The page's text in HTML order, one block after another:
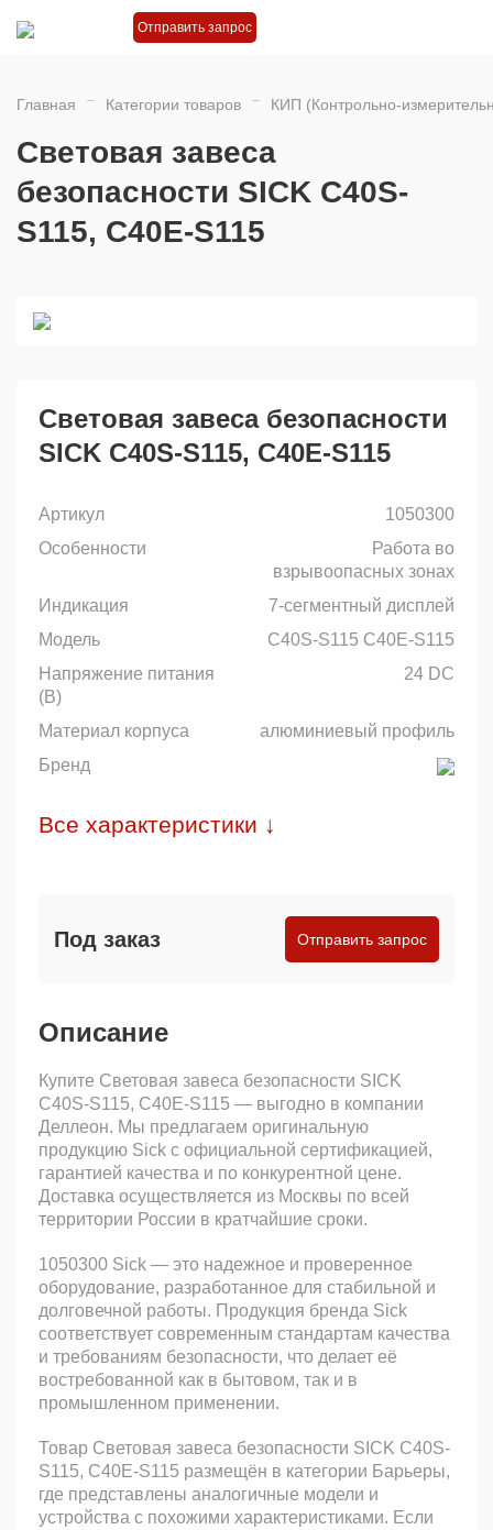
Отправить запрос
Главная Категории товаров КИП (Контрольно-
Световая завеса
безопасности SICK C40S-
S115, C40E-S115
Световая завеса безопасности
SICK C40S-S115, C40E-S115
Артикул
1050300
Особенности
Работа во
взрывоопасных зонах
Индикация
7-сегментный дисплей
Модель
C40S-S115 C40E-S115
Напряжение питания
(В)
24 DC
Материал корпуса
алюминиевый профиль
Бренд
Все характеристики ↓
Под заказ Отправить запрос
Описание
Купите Световая завеса безопасности SICK
C40S-S115, C40E-S115 — выгодно в компании
Деллеон. Мы предлагаем оригинальную
продукцию Sick с официальной сертификацией,
гарантией качества и по конкурентной цене.
Доставка осуществляется из Москвы по всей
территории России в кратчайшие сроки.
1050300 Sick — это надежное и проверенное
оборудование, разработанное для стабильной и
долговечной работы. Продукция бренда Sick
соответствует современным стандартам качества
и требованиям безопасности, что делает её
востребованной как в бытовом, так и в
промышленном применении.
Товар Световая завеса безопасности SICK C40S-
S115, C40E-S115 размещён в категории Барьеры,
где представлены аналогичные модели и
устройства с похожими характеристиками. Если